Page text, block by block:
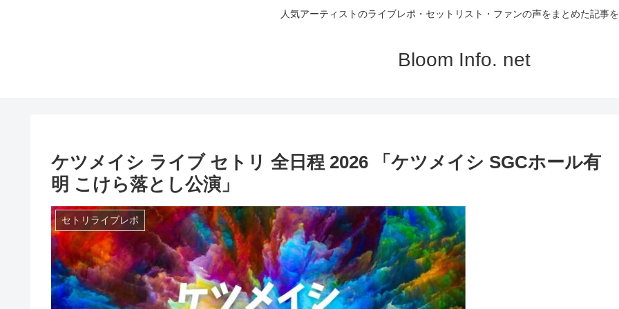
人気アーティストのライブレポ・セットリスト・ファンの声をまとめた記事
Bloom Info. net
ケツメイシ ライブ セトリ 全日程 2026 「ケツメイシ SGCホール有
明 こけら落とし公演」
セトリライブレポ